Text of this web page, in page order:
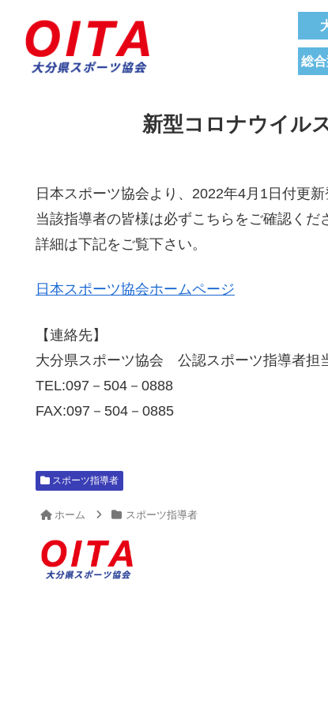
総
新型コロナウイル
日本スポーツ協会より、2022年4月1日付更
当該指導者の皆様は必ずこちらをご確認くだ
詳細は下記をご覧下さい。
日本スポーツ協会ホームページ
【連絡先】
大分県スポーツ協会 公認スポーツ指導者担
TEL:097－504－0888
FAX:097－504－0885
スポーツ指導者
ホーム スポーツ指導者